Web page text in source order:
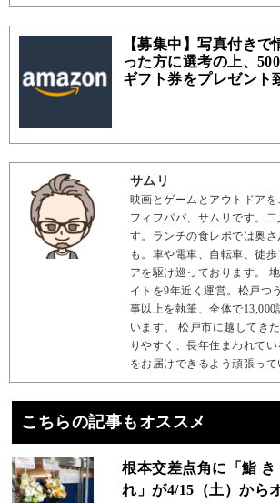
【募集中】写真付きで
った方に選考の上、
ギフト券をプレゼント
サムリ
映画とゲームとアウトドア
フィフパパ、サムリです。二
す。ランチの食レポでは奥
も。車や電車、自転車、徒
アを駆け巡っております。
イトを9年近く運営。松戸つ
事以上を執筆、全体で13,000
います。 松戸市に越してき
りやすく、長年住まわれて
をお届けできるよう頑張って
こちらの記事もオススメ
根本交差点角に「鮨
れ」が4/15（土）から